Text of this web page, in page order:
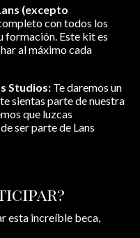
(excepto
con todos los
formación. Este kit es
al máximo cada
Studios: Te daremos un
sientas parte de nuestra
que luzcas
ser parte de Lans
esta increíble beca,